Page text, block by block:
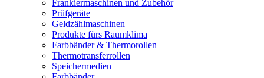
Frankiermaschinen und Zubehör
Prüfgeräte
Geldzählmaschinen
Produkte fürs Raumklima
Farbbänder & Thermorollen
Thermotransferrollen
Speichermedien